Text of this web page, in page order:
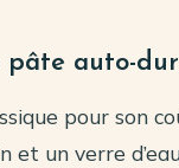
auto-
pour son
et un verre